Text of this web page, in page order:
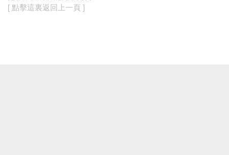
[ 點擊這裏返回上一頁 ]